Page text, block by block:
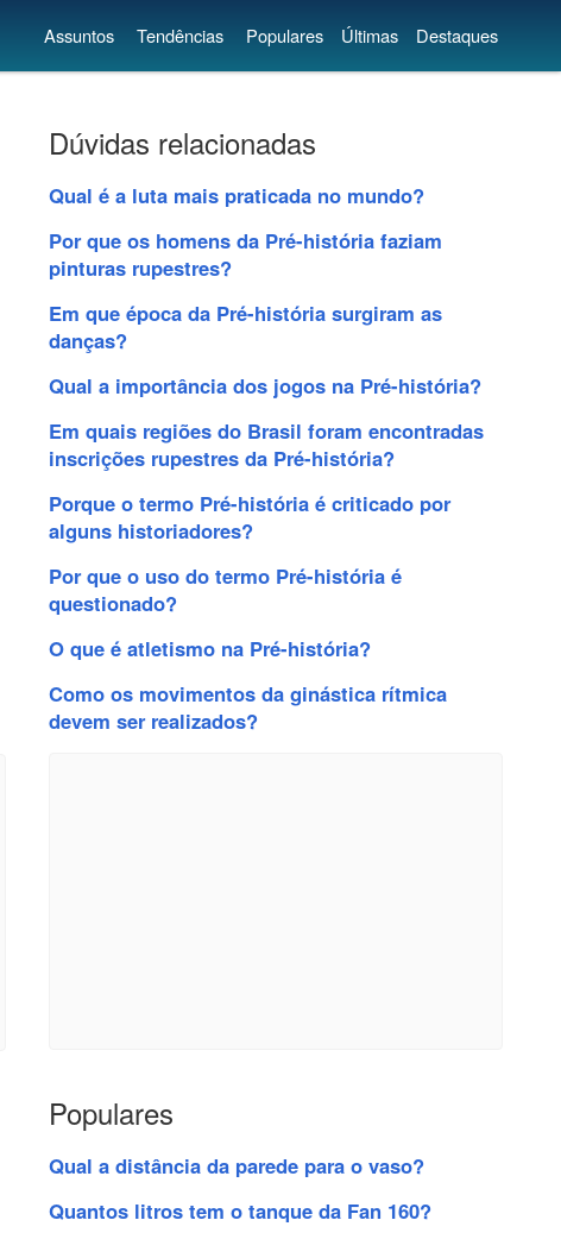
Assuntos Tendências Populares Últimas Destaques
Dúvidas relacionadas
Qual é a luta mais praticada no mundo?
Por que os homens da Pré-história faziam
pinturas rupestres?
Em que época da Pré-história surgiram as
danças?
Qual a importância dos jogos na Pré-história?
Em quais regiões do Brasil foram encontradas
inscrições rupestres da Pré-história?
Porque o termo Pré-história é criticado por
alguns historiadores?
Por que o uso do termo Pré-história é
questionado?
O que é atletismo na Pré-história?
Como os movimentos da ginástica rítmica
devem ser realizados?
Populares
Qual a distância da parede para o vaso?
Quantos litros tem o tanque da Fan 160?